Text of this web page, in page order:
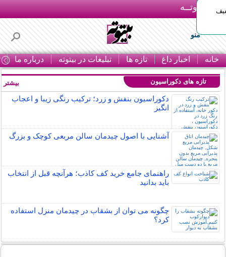
بـیتوتــه
منو
خانه اخبار داغ تازه ها تبلیغات در بیتوته درباره ما
50% تخفیف
تازه های دکوراسیون
دکوراسیون بنفش و زرد؛ ترکیب رنگی زیبا و اعجاب
انگیز
آشنایی با اصول چیدمان سالن مربعی کوچک و بزرگ
راهنمای جامع خرید کف کاذب؛ هرآنچه قبل از انتخاب
باید بدانید
چگونه می توان از بشقاب در چیدمان منزل استفاده
کرد؟
بیشتر